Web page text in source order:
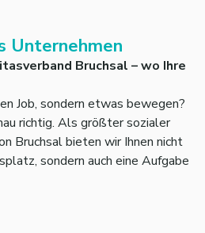
Unternehmen
Bruchsal – wo Ihre
Job, sondern etwas bewegen?
richtig. Als größter sozialer
Bruchsal bieten wir Ihnen nicht
sondern auch eine Aufgabe